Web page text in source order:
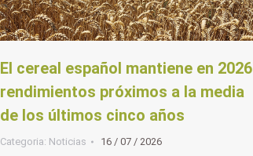
El cereal español mantiene en 2026
rendimientos próximos a la media
de los últimos cinco años
Categoria: Noticias 16 / 07 / 2026